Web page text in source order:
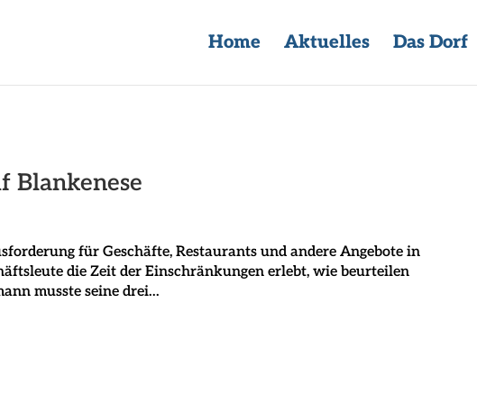
Home Aktuelles Das Dorf
Blankenese
für Geschäfte, Restaurants und andere Angebote in
die Zeit der Einschränkungen erlebt, wie beurteilen
musste seine drei...